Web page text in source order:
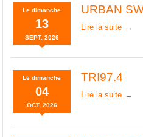
Ledimanche
13
SEPT. 2026
URBAN
Lire la suite
Ledimanche
04
OCT. 2026
TRI97.4
Lire la suite